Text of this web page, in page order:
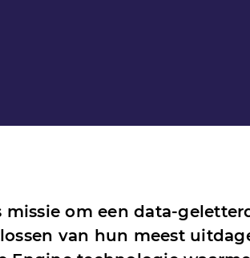
missie om een data-
van hun meest